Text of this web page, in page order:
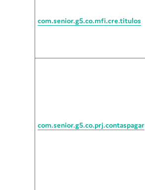
com.senior.g5.co.mfi.cre.titulos
com.senior.g5.co.prj.contaspagar